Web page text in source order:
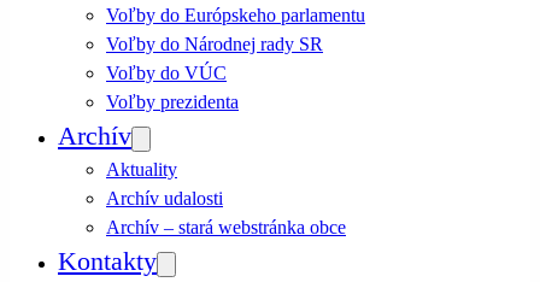
Voľby do Európskeho parlamentu
Voľby do Národnej rady SR
Voľby do VÚC
Voľby prezidenta
Archív
Aktuality
Archív udalosti
Archív – stará webstránka obce
Kontakty